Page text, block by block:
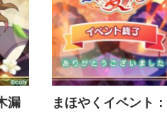
漏
まほやくイベント